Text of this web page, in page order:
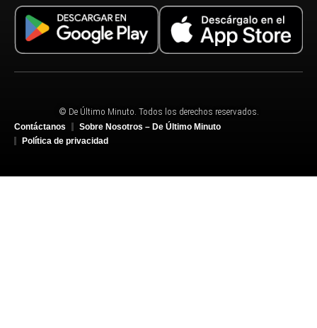
© De Último Minuto. Todos los derechos reservados.
Contáctanos
Sobre Nosotros – De Último Minuto
Política de privacidad